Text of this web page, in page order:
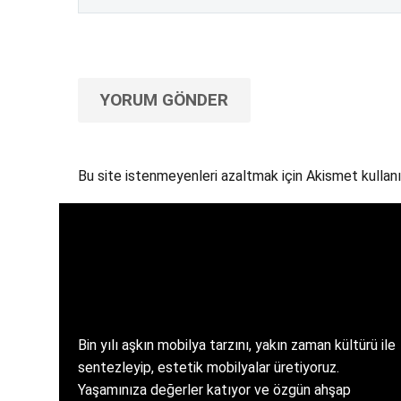
YORUM GÖNDER
Bu site istenmeyenleri azaltmak için Akismet
Bin yılı aşkın mobilya tarzını, yakın zaman kültürü ile
sentezleyip, estetik mobilyalar üretiyoruz.
Yaşamınıza değerler katıyor ve özgün ahşap